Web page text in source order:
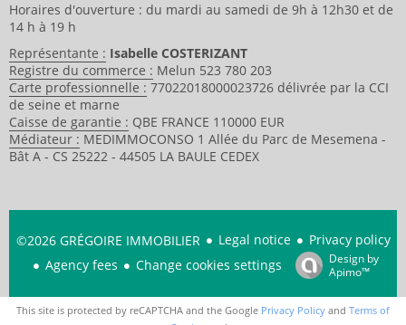
Horaires d'ouverture : du mardi au samedi de 9h à 12h30 et de
14 h à 19 h
Représentante : Isabelle COSTERIZANT
Registre du commerce : Melun 523 780 203
Carte professionnelle : 77022018000023726 délivrée par la CCI
de seine et marne
Caisse de garantie : QBE FRANCE 110000 EUR
Médiateur : MEDIMMOCONSO 1 Allée du Parc de Mesemena -
Bât A - CS 25222 - 44505 LA BAULE CEDEX
©2026 GRÉGOIRE IMMOBILIER Legal notice
Privacy policy
Agency fees
Change cookies settings
Design by
Apimo™
This site is protected by reCAPTCHA and the Google Privacy Policy and Terms of